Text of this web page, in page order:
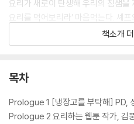
요리가 새로이 탄생해 우리의 침샘을
요리를 먹어보리라’ 마음먹는다. 셰
고, 아쉬운 대로 비슷한 메뉴를 사 먹
직접 만들어 먹는 이들도 참 많다. 안
흘러가버린다. 이 책이 필요한 이유다
부탁해] 공식 레시피북이다.
책소개
목차
Prologue 1 [냉장고를 부탁해] PD,
Prologue 2 요리하는 웹툰 작가, 김